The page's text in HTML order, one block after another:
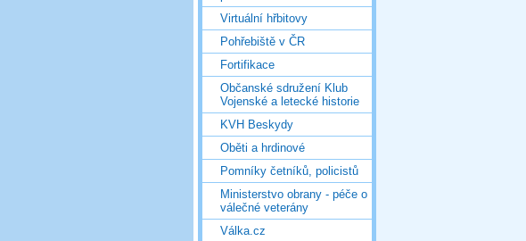
Virtuální hřbitovy
Pohřebiště v ČR
Fortifikace
Občanské sdružení Klub
Vojenské a letecké historie
KVH Beskydy
Oběti a hrdinové
Pomníky četníků, policistů
Ministerstvo obrany - péče o
válečné veterány
Válka.cz